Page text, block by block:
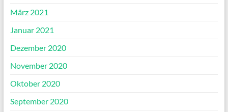
März 2021
Januar 2021
Dezember 2020
November 2020
Oktober 2020
September 2020